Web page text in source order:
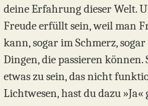
deine Erfahrung dieser Welt.
Freude erfüllt sein, weil man
kann, sogar im Schmerz,
Dingen, die passieren
etwas zu sein, das nicht
Lichtwesen, hast du dazu »Ja«